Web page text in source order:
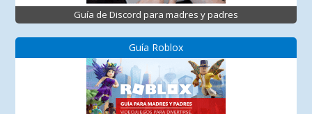
Guía de Discord para madres y padres
Guía Roblox